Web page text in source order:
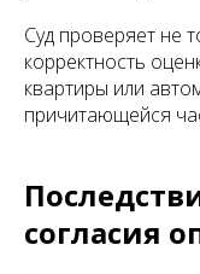
Суд проверяет не
корректность
квартиры или
причитающейся
согласия